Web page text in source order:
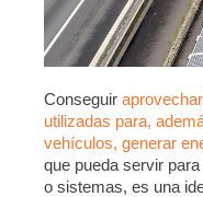
Conseguir
utilizadas para,
vehículos, generar
que pueda servir
o sistemas, es una